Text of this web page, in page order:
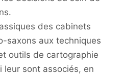
des cabinets
saxons aux techniques
outils de cartographie
leur sont associés, en